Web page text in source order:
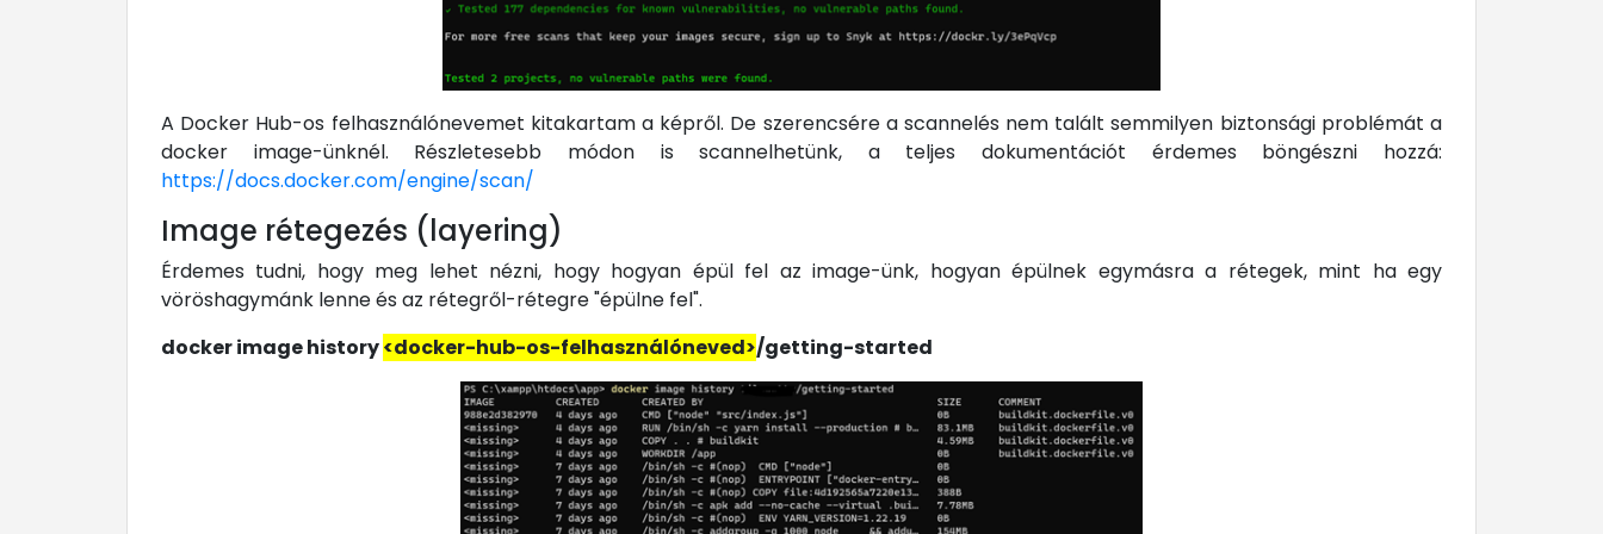
A Docker Hub-os felhasználónevemet kitakartam a képről. De szerencsére a scannelés nem talált semmilyen biztonsági problémát a
docker image-ünknél. Részletesebb módon is scannelhetünk, a teljes dokumentációt érdemes böngészni hozzá:
https://docs.docker.com/engine/scan/
Image rétegezés (layering)
Érdemes tudni, hogy meg lehet nézni, hogy hogyan épül fel az image-ünk, hogyan épülnek egymásra a rétegek, mint ha egy
vöröshagymánk lenne és az rétegről-rétegre "épülne fel".
docker image history<docker-hub-os-felhasználóneved>/getting-started